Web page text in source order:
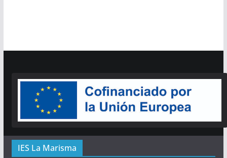
IES La Marisma